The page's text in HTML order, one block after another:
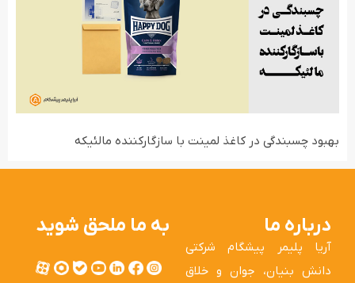
بهبود چسبندگی در کاغذ لمینت با سازگارکننده مالئیکه
درباره ما
آریا پلیمر پیشگام شرکتی
دانش بنیان، جوان و خلاق
به ما ملحق شوید